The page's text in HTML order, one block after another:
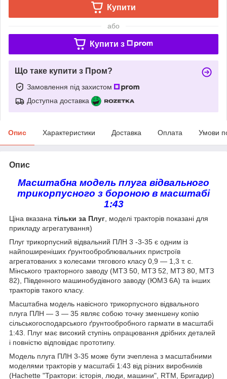
Купити
або
Купити з
Що таке купити з Пром?
Замовлення під захистом
Доступна доставка
Опис Характеристики Доставка Оплата Умови
Опис
Масштабна модель плуга відвального
трикорпусного з бороною в масштабі
1:43
Ціна вказана тільки за Плуг , моделі тракторів показані для
прикладу агрегатування)
Плуг трикорпусний відвальний ПЛН 3 -3-35 є одним із
найпоширеніших ґрунтооброблювальних пристроїв
агрегатованих з колесами тягового класу 0,9 — 1,3 т. с.
Мінського тракторного заводу (МТЗ 50, МТЗ 52, МТЗ 80, МТЗ
82), Південного машинобудівного заводу (ЮМЗ 6А) та інших
тракторів такого класу.
Масштабна модель навісного трикорпусного відвального
плуга ПЛН — 3 — 35 являє собою точну зменшену копію
сільськогосподарського ґрунтообробного гармати в масштабі
1:43. Плуг має високий ступінь опрацювання дрібних деталей
і повністю відповідає прототипу.
Модель плуга ПЛН 3-35 може бути зчеплена з масштабними
моделями тракторів у масштабі 1:43 від різних виробників
(Hachette "Трактори: історія, люди, машини", RTM, Бригадир)